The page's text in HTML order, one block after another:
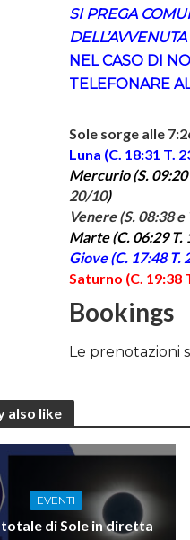
SI PREGA
NEL CASO DI
TELEFONARE
Sole sorge alle
Luna (C. 18:31 T.
Mercurio (S.
20/10)
Venere (S. 08:38
Marte (C. 06:29 T.
Giove (C. 17:48 T.
Saturno (C. 19:38
Bookings
Le prenotazioni
also like
EVENTI
totale di Sole in diretta